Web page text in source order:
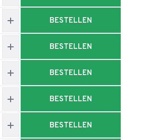
BESTELLEN
BESTELLEN
BESTELLEN
BESTELLEN
BESTELLEN